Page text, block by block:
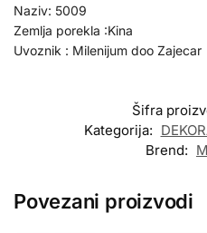
Naziv: 5009
Zemlja porekla :Kina
Uvoznik : Milenijum doo Zajecar
Šifra
Kategorija:
Brend:
Povezani proizvodi